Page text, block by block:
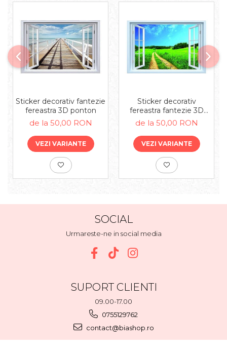
Sticker decorativ fantezie
fereastra 3D ponton
de la 50,00 RON
VEZI VARIANTE
Sticker decorativ
fereastra fantezie 3D
campie
de la 50,00 RON
VEZI VARIANTE
SOCIAL
Urmareste-ne in social media
SUPORT CLIENTI
09.00-17.00
0755129762
contact@biashop.ro